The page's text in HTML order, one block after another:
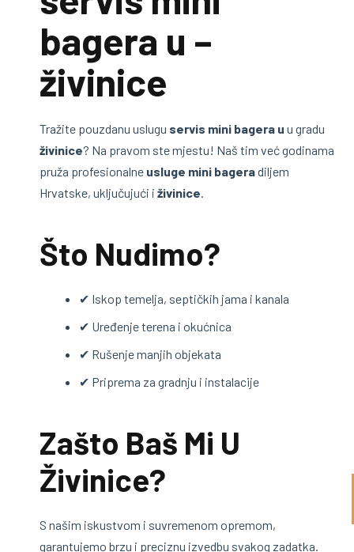
bagera u –
živinice
Tražite pouzdanu uslugu servis mini bagera u u gradu
živinice? Na pravom ste mjestu! Naš tim već godinama
pruža profesionalne usluge mini bageradiljem
Hrvatske, uključujući i živinice.
Što Nudimo?
✔ Iskop temelja, septičkih jama i kanala
✔ Uređenje terena i okućnica
✔ Rušenje manjih objekata
✔ Priprema za gradnju i instalacije
Zašto Baš Mi U
Živinice?
S našim iskustvom i suvremenom opremom,
garantujemo brzu i preciznu izvedbu svakog zadatka.